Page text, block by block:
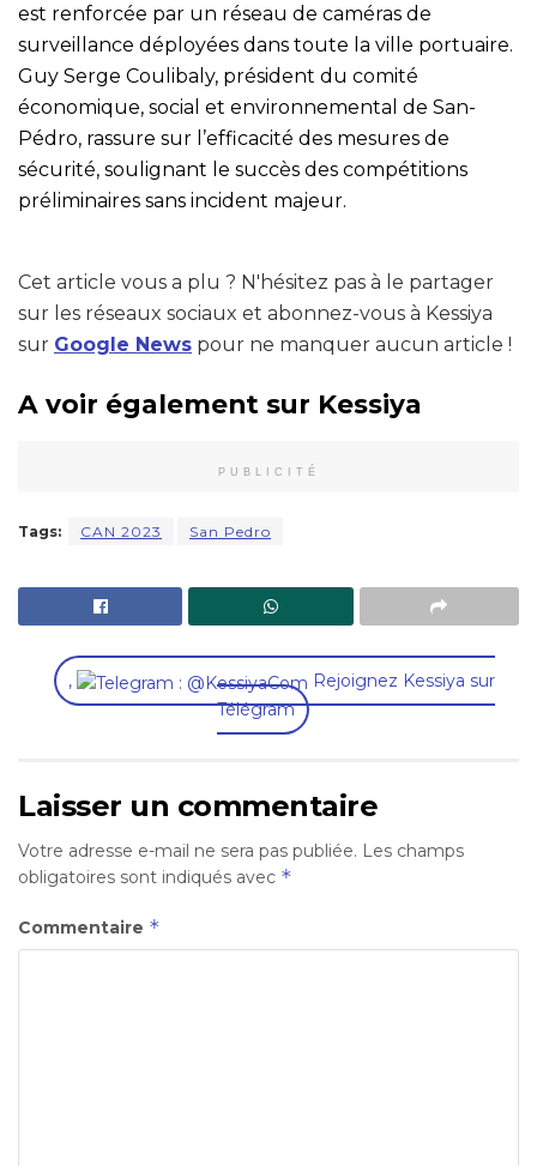
est renforcée par un réseau de caméras de
surveillance déployées dans toute la ville portuaire.
Guy Serge Coulibaly, président du comité
économique, social et environnemental de San-
Pédro, rassure sur l’efficacité des mesures de
sécurité, soulignant le succès des compétitions
préliminaires sans incident majeur.
Cet article vous a plu ? N'hésitez pas à le partager
sur les réseaux sociaux et abonnez-vous à Kessiya
sur Google News pour ne manquer aucun article !
A voir également sur Kessiya
PUBLICITÉ
Tags: CAN 2023 San Pedro
,
Rejoignez Kessiya sur
Télégram
Laisser un commentaire
Votre adresse e-mail ne sera pas publiée. Les champs
obligatoires sont indiqués avec *
Commentaire *